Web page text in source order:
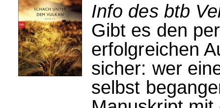
Info des btb
Gibt es den
erfolgreichen
sicher: wer
selbst